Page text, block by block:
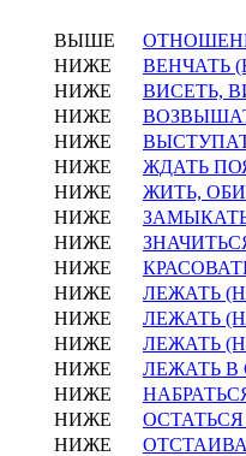
ВЫШЕ
НИЖЕ
ВЕНЧАТЬ
НИЖЕ
ВИСЕТЬ,
НИЖЕ
НИЖЕ
НИЖЕ
ЖДАТЬ
НИЖЕ
ЖИТЬ,
НИЖЕ
НИЖЕ
НИЖЕ
НИЖЕ
ЛЕЖАТЬ
НИЖЕ
ЛЕЖАТЬ
НИЖЕ
ЛЕЖАТЬ
НИЖЕ
ЛЕЖАТЬ В
НИЖЕ
НИЖЕ
НИЖЕ